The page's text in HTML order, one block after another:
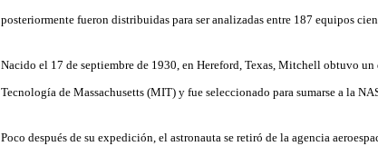
posteriormente fueron distribuidas para ser analizadas entre 187 equipos
Nacido el 17 de septiembre de 1930, en Hereford, Texas, Mitchell obtuvo
Tecnología de Massachusetts (MIT) y fue seleccionado para sumarse a la
Poco después de su expedición, el astronauta se retiró de la agencia